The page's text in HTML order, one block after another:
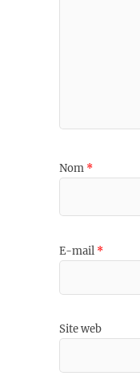
Nom *
E-mail *
Site web